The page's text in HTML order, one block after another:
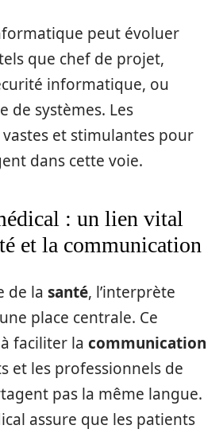
peut évoluer
que chef de projet,
informatique, ou
de systèmes. Les
et stimulantes pour
dans cette voie.
: un lien vital
et la communication
de la santé, l’interprète
place centrale. Ce
faciliter la communication
et les professionnels de
pas la même langue.
assure que les patients